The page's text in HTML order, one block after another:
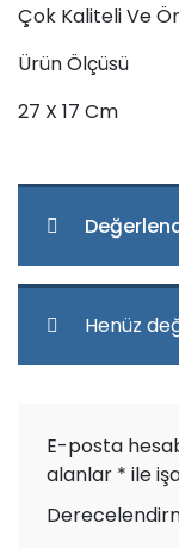
Çok Kaliteli Ve
Ürün Ölçüsü
27 X 17 Cm
Henüz
E-posta
alanlar * ile